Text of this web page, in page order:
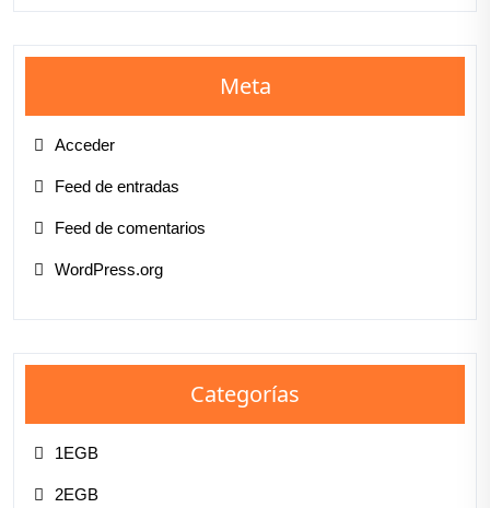
Meta
Acceder
Feed de entradas
Feed de comentarios
WordPress.org
Categorías
1EGB
2EGB